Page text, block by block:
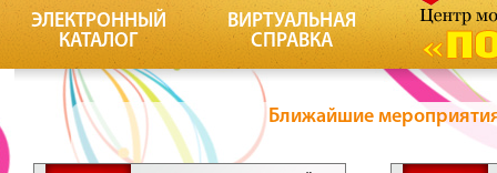
ЭЛЕКТРОННЫЙ
КАТАЛОГ
ВИРТУАЛЬНАЯ
СПРАВКА
Ближайшие